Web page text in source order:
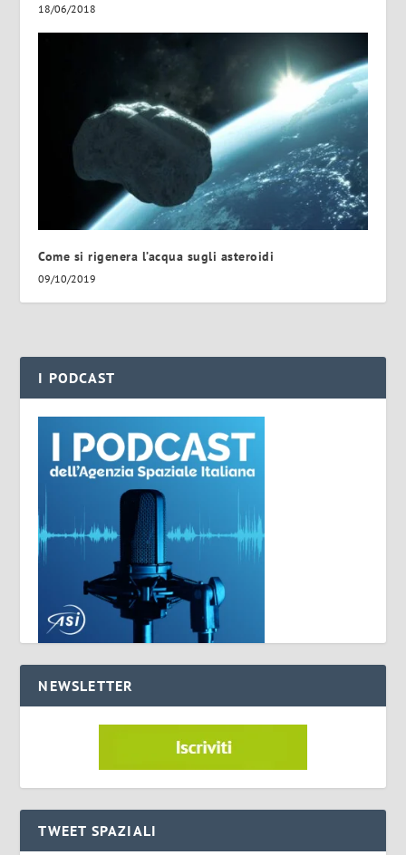
18/06/2018
Come si rigenera l’acqua sugli asteroidi
09/10/2019
I PODCAST
NEWSLETTER
TWEET SPAZIALI